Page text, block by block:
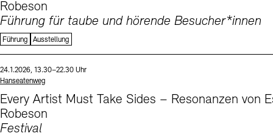
Robeson
Führung für taube und hörende Besucher*innen
Führung Ausstellung
Datum und Uhrzeit:
24.1.2026, 13.30–22.30 Uhr
Standort
Hanseatenweg
Every Artist Must Take Sides – Resonanzen von
Robeson
Festival